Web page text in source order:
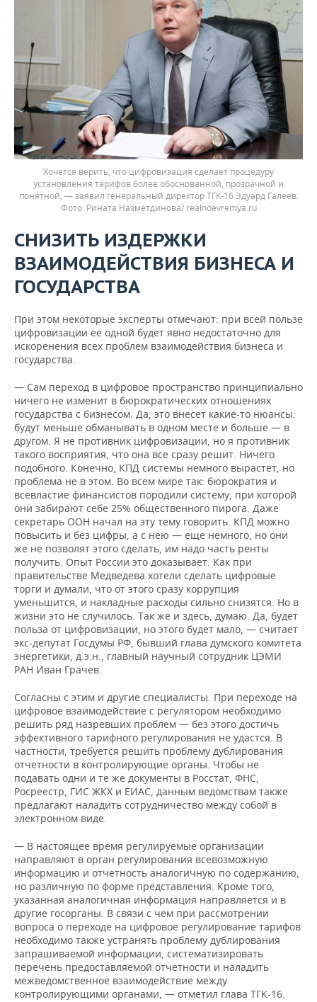
Хочется верить, что цифровизация сделает процедуру
установления тарифов более обоснованной, прозрачной и
понятной, — заявил генеральный директор ТГК-16 Эдуард Галеев.
Фото: Рината Назметдинова/ realnoevremya.ru
СНИЗИТЬ ИЗДЕРЖКИ
ВЗАИМОДЕЙСТВИЯ БИЗНЕСА И
ГОСУДАРСТВА
При этом некоторые эксперты отмечают: при всей пользе
цифровизации ее одной будет явно недостаточно для
искоренения всех проблем взаимодействия бизнеса и
государства.
— Сам переход в цифровое пространство принципиально
ничего не изменит в бюрократических отношениях
государства с бизнесом. Да, это внесет какие-то нюансы:
будут меньше обманывать в одном месте и больше — в
другом. Я не противник цифровизации, но я противник
такого восприятия, что она все сразу решит. Ничего
подобного. Конечно, КПД системы немного вырастет, но
проблема не в этом. Во всем мире так: бюрократия и
всевластие финансистов породили систему, при которой
они забирают себе 25% общественного пирога. Даже
секретарь ООН начал на эту тему говорить. КПД можно
повысить и без цифры, а с нею — еще немного, но они
же не позволят этого сделать, им надо часть ренты
получить. Опыт России это доказывает. Как при
правительстве Медведева хотели сделать цифровые
торги и думали, что от этого сразу коррупция
уменьшится, и накладные расходы сильно снизятся. Но в
жизни это не случилось. Так же и здесь, думаю. Да, будет
польза от цифровизации, но этого будет мало, — считает
экс-депутат Госдумы РФ, бывший глава думского комитета
энергетики, д.э.н., главный научный сотрудник ЦЭМИ
РАН Иван Грачев.
Согласны с этим и другие специалисты. При переходе на
цифровое взаимодействие с регулятором необходимо
решить ряд назревших проблем — без этого достичь
эффективного тарифного регулирования не удастся. В
частности, требуется решить проблему дублирования
отчетности в контролирующие органы. Чтобы не
подавать одни и те же документы в Росстат, ФНС,
Росреестр, ГИС ЖКХ и ЕИАС, данным ведомствам также
предлагают наладить сотрудничество между собой в
электронном виде.
— В настоящее время регулируемые организации
направляют в орган регулирования всевозможную
информацию и отчетность аналогичную по содержанию,
но различную по форме представления. Кроме того,
указанная аналогичная информация направляется и в
другие госорганы. В связи с чем при рассмотрении
вопроса о переходе на цифровое регулирование тарифов
необходимо также устранять проблему дублирования
запрашиваемой информации, систематизировать
перечень предоставляемой отчетности и наладить
межведомственное взаимодействие между
контролирующими органами, — отметил глава ТГК-16.